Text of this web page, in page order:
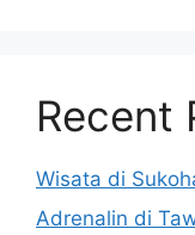
Recent
Wisata di
Adrenalin di